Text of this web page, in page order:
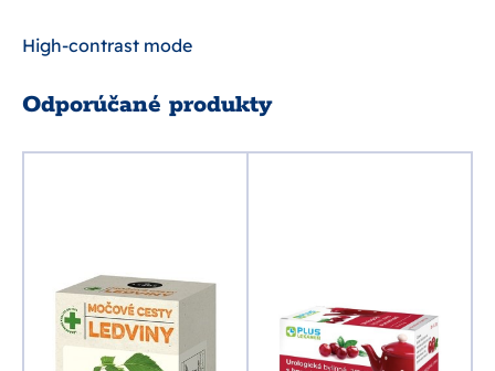
High-contrast mode
Odporúčané produkty